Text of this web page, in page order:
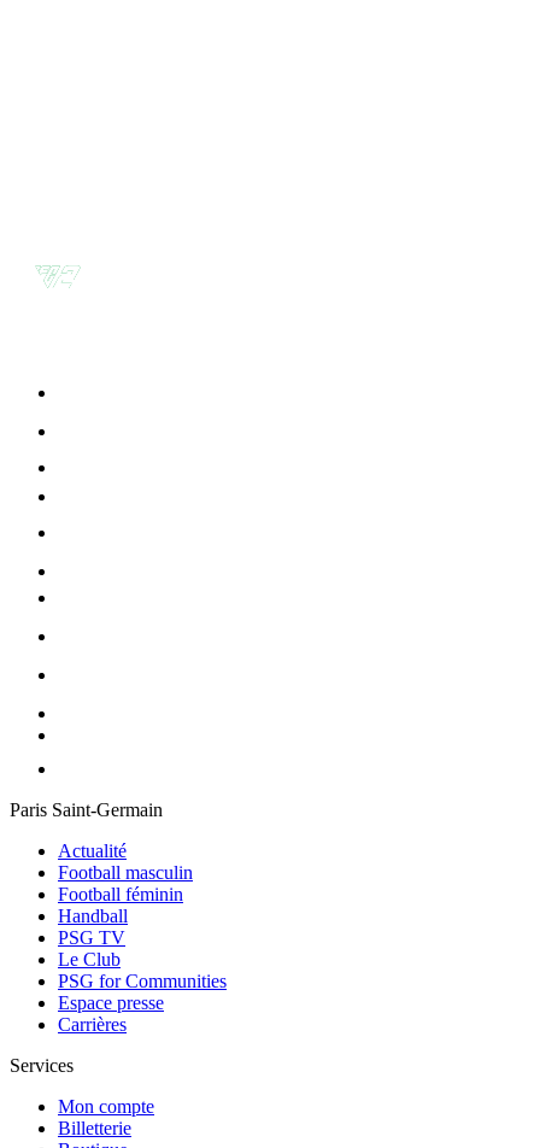
Paris Saint-Germain
Actualité
Football masculin
Football féminin
Handball
PSG TV
Le Club
PSG for Communities
Espace presse
Carrières
Services
Mon compte
Billetterie